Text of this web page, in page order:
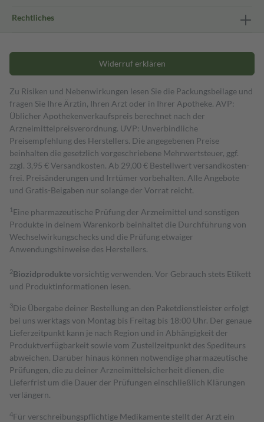
Rechtliches
Widerruf erklären
Zu Risiken und Nebenwirkungen lesen Sie die Packungsbeilage und
fragen Sie Ihre Ärztin, Ihren Arzt oder in Ihrer Apotheke. AVP:
Üblicher Apothekenverkaufspreis berechnet nach der
Arzneimittelpreisverordnung. UVP: Unverbindliche
Preisempfehlung des Herstellers. Die angegebenen Preise
beinhalten die gesetzlich vorgeschriebene Mehrwertsteuer, ggf.
zzgl. 3,95 € Versandkosten. Ab 29,00 € Bestell­wert versand­kosten­
frei. Preisänderungen und Irrtümer vorbehalten. Alle Angebote
und Gratis-Beigaben nur solange der Vorrat reicht.
1 Eine pharmazeutische Prüfung der Arzneimittel und sonstigen
Produkte in deinem Warenkorb beinhaltet die Durchführung von
Wechselwirkungschecks und die Prüfung etwaiger
Anwendungshinweise des Herstellers.
2Biozidproduktevorsichtig verwenden. Vor Gebrauch stets Etikett
und Produktinformationen lesen.
3Die Übergabe deiner Bestellung an den Paketdienstleister erfolgt
bei uns werktags von Montag bis Freitag bis 18:00 Uhr. Der genaue
Lieferzeitpunkt kann je nach Region und in Abhängigkeit der
Produktverfügbarkeit sowie vom Zustellzeitpunkt des Spediteurs
abweichen. Darüber hinaus können notwendige pharmazeutische
Prüfungen, die zu deiner Arzneimittelsicherheit dienen, die
Lieferfrist um die Dauer der Prüfungen einschließlich Klärungen
verlängern.
4Für verschreibungspflichtige Medikamente stellt der Arzt ein